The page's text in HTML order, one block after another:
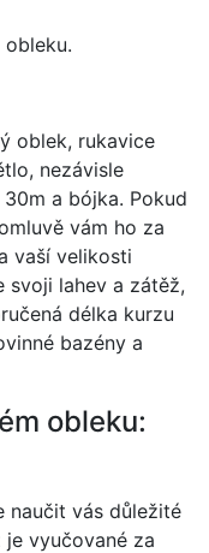
oblek, rukavice
nezávisle
a bójka. Pokud
vám ho za
vaší velikosti
svoji lahev a zátěž,
délka kurzu
bazény a
obleku:
naučit vás důležité
vyučované za